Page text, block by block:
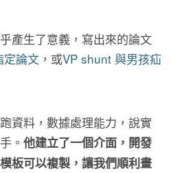
產生了意義，寫出來的論文
定論文 ，或VP shunt 與男孩疝
資料，數據處理能力，說實
。 他建立了一個介面，開發
板可以複製，讓我們順利畫